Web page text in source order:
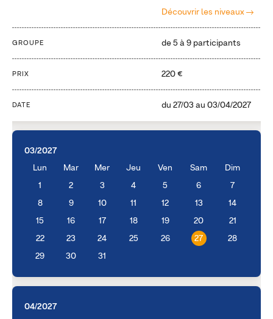
Découvrir les niveaux
GROUPE de 5 à 9 participants
PRIX 220 €
DATE du 27/03 au 03/04/2027
03/2027
Lun
Mar Mer Jeu Ven Sam Dim
1 2 3 4 5 6 7
8 9 10 11 12 13 14
15 16 17 18 19 20 21
22 23 24 25 26 27 28
29 30 31
04/2027